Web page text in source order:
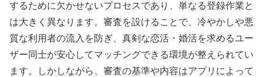
するために欠かせないプロセスであり、単なる登録作業と
は大きく異なります。審査を設けることで、冷やかしや悪
質な利用者の流入を防ぎ、真剣な恋活・婚活を求めるユー
ザー同士が安心してマッチングできる環境が整えられてい
ます。しかしながら、審査の基準や内容はアプリによって